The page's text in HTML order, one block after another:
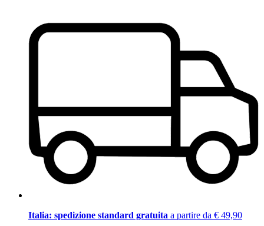
Italia: spedizione standard gratuita a partire da € 49,90